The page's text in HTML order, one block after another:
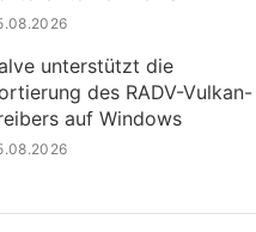
unterstützt die
des RADV-Vulkan-
auf Windows